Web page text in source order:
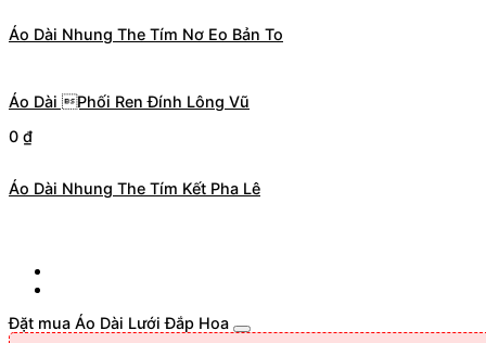
Áo Dài Nhung The Tím Nơ Eo Bản To
Áo Dài Phối Ren Đính Lông Vũ
0 ₫
Áo Dài Nhung The Tím Kết Pha Lê
Đặt mua Áo Dài Lưới Đắp Hoa